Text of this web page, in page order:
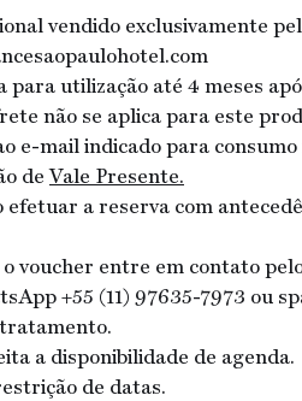
vendido exclusivamente
para utilização até 4 meses
não se aplica para este
e-mail indicado para
deVale Presente.
efetuar a reserva com
voucher entre em contato
+55 (11) 97635-7973 ou
a disponibilidade de agenda.
de datas.